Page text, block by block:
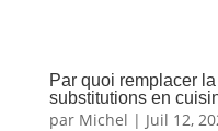
Par quoi remplacer
substitutions en
par Michel | Juil 12,